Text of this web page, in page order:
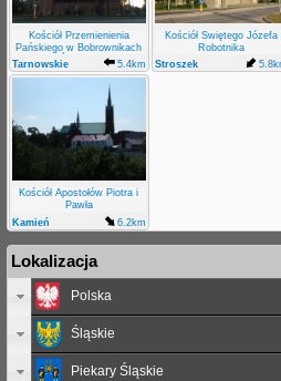
Kościół Przemienienia
Pańskiego w Bobrownikach
Śląskich
Tarnowskie
Śląskie
5.4km
Kościół Świętego Józefa
Robotnika
Stroszek
Kościół Apostołów Piotra i
Pawła
Kamień
6.2km
Lokalizacja
Polska
Śląskie
Piekary Śląskie